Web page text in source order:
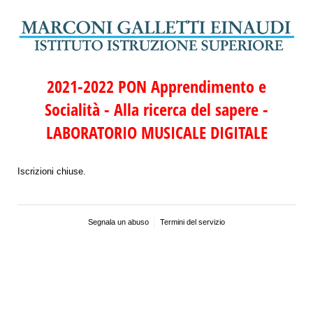
2021-2022 PON Apprendimento e
Socialità - Alla ricerca del sapere -
LABORATORIO MUSICALE DIGITALE
Iscrizioni chiuse.
Segnala un abuso Termini del servizio